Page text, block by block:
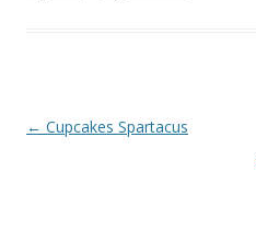
Navigation Article
← Cupcakes Spartacus